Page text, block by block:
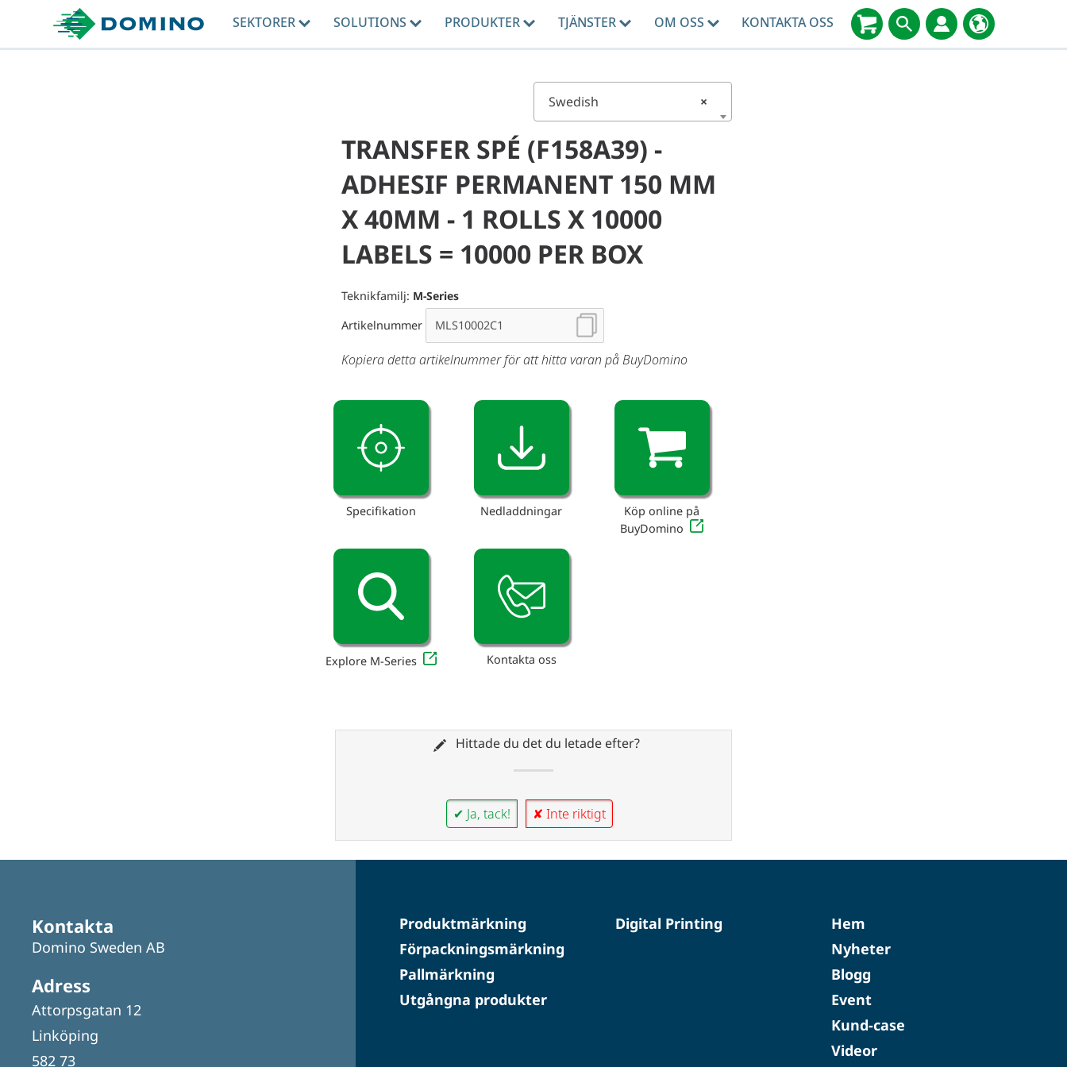
SEKTORER SOLUTIONS PRODUKTER TJÄNSTER OM OSS KONTAKTA OSS
×
Swedish
TRANSFER SPÉ (F158A39) -
ADHESIF PERMANENT 150 MM
X 40MM - 1 ROLLS X 10000
LABELS = 10000 PER BOX
Teknikfamilj: M-Series
Artikelnummer
Kopiera detta artikelnummer för att hitta varan på BuyDomino
Specifikation Nedladdningar
Köp online på
BuyDomino
Explore M-Series Kontakta oss
Hittade du det du letade efter?
✔ Ja, tack! ✘ Inte riktigt
Kontakta
Domino Sweden AB
Adress
Attorpsgatan 12
Linköping
582 73
Produktmärkning
Förpackningsmärkning
Pallmärkning
Utgångna produkter
Digital Printing
Hem
Nyheter
Blogg
Event
Kund-case
Videor